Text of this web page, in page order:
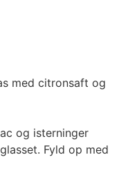
med citronsaft og
og isterninger
Fyld op med